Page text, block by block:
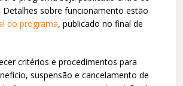
Detalhes sobre funcionamento estão
do programa, publicado no final de
critérios e procedimentos para
suspensão e cancelamento de